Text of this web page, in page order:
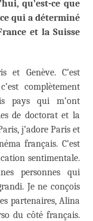
qu’est-ce que
qui a déterminé
et la Suisse
et Genève. C’est
complètement
pays qui m’ont
de doctorat et la
j’adore Paris et
français. C’est
sentimentale.
personnes qui
Je ne conçois
partenaires, Alina
du côté français.